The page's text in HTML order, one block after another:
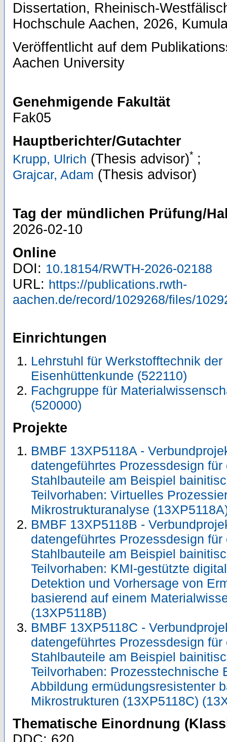
Dissertation, Rheinisch-
Hochschule Aachen, 2026,
Veröffentlicht auf dem
Aachen University
Genehmigende Fakultät
Fak05
Hauptberichter/Gutachter
Krupp, Ulrich (Thesis advisor)* ;
Grajcar, Adam (Thesis advisor)
Tag der mündlichen Prüfung/
2026-02-10
Online
DOI: 10.18154/RWTH-2026-02188
URL: https://publications.rwth-
aachen.de/record/1029268/files/
Einrichtungen
Lehrstuhl für Werkstofftechnik
Eisenhüttenkunde (522110)
Fachgruppe für
(520000)
Projekte
BMBF 13XP5118A -
datengeführtes Prozessdesign
Stahlbauteile am Beispiel
Teilvorhaben: Virtuelles
Mikrostrukturanalyse
BMBF 13XP5118B -
datengeführtes Prozessdesign
Stahlbauteile am Beispiel
Teilvorhaben: KMI-gestützte
Detektion und Vorhersage von
basierend auf einem
(13XP5118B)
BMBF 13XP5118C -
datengeführtes Prozessdesign
Stahlbauteile am Beispiel
Teilvorhaben: Prozesstechnische
Abbildung ermüdungsresistenter
Mikrostrukturen (13XP5118C)
Thematische Einordnung